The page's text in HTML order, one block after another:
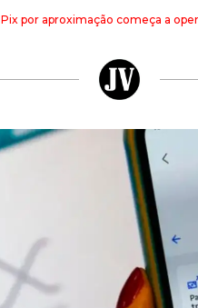
Pix por aproximação começa a